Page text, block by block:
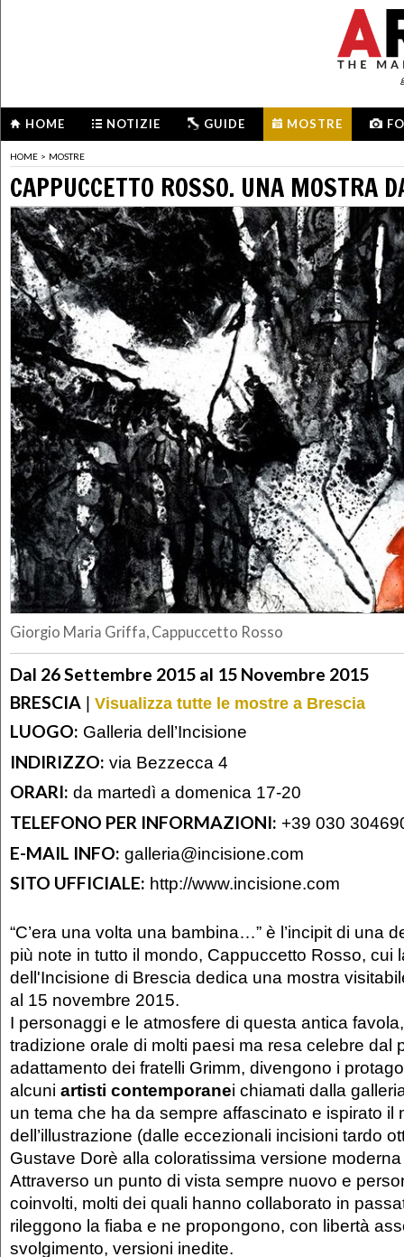
HOME NOTIZIE GUIDE MOSTRE
HOME > MOSTRE
CAPPUCCETTO ROSSO. UNA MOSTRA
Giorgio Maria Griffa, Cappuccetto Rosso
Dal 26 Settembre 2015 al 15 Novembre 2015
BRESCIA | Visualizza tutte le mostre a Brescia
LUOGO: Galleria dell’Incisione
INDIRIZZO: via Bezzecca 4
ORARI: da martedì a domenica 17-20
TELEFONO PER INFORMAZIONI: +39 030
E-MAIL INFO: galleria@incisione.com
SITO UFFICIALE: http://www.incisione.com
“C’era una volta una bambina…” è l’incipit di una
più note in tutto il mondo, Cappuccetto Rosso, cui
dell'Incisione di Brescia dedica una mostra
al 15 novembre 2015.
I personaggi e le atmosfere di questa antica
tradizione orale di molti paesi ma resa celebre dal
adattamento dei fratelli Grimm, divengono i
alcuni artisti contemporanei chiamati dalla
un tema che ha da sempre affascinato e ispirato il
dell’illustrazione (dalle eccezionali incisioni tardo
Gustave Dorè alla coloratissima versione
Attraverso un punto di vista sempre nuovo e
coinvolti, molti dei quali hanno collaborato in
rileggono la fiaba e ne propongono, con libertà
svolgimento, versioni inedite.